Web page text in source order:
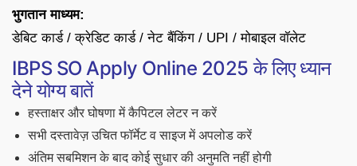
भुगतान माध्यम:
डेबिट कार्ड / क्रेडिट कार्ड / नेट बैंकिंग / UPI / मोबाइल वॉलेट
IBPS SO Apply Online 2025 के लिए ध्यान
देने योग्य बातें
हस्ताक्षर और घोषणा में कैपिटल लेटर न करें
सभी दस्तावेज़ उचित फॉर्मेट व साइज में अपलोड करें
अंतिम सबमिशन के बाद कोई सुधार की अनुमति नहीं होगी